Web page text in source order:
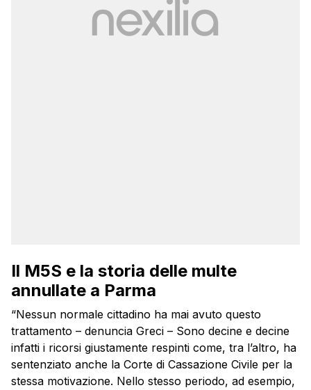
Il M5S e la storia delle multe
annullate a Parma
“Nessun normale cittadino ha mai avuto questo
trattamento – denuncia Greci – Sono decine e decine
infatti i ricorsi giustamente respinti come, tra l’altro, ha
sentenziato anche la Corte di Cassazione Civile per la
stessa motivazione. Nello stesso periodo, ad esempio,